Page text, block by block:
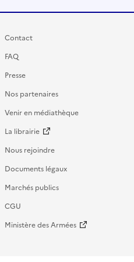
Contact
FAQ
Presse
Nos partenaires
Venir en médiathèque
La librairie
Nous rejoindre
Documents légaux
Marchés publics
CGU
Ministère des Armées